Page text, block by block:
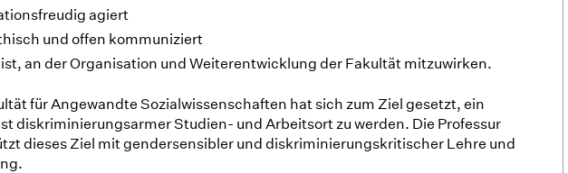
agiert
und offen kommuniziert
an der Organisation und Weiterentwicklung der Fakultät mitzuwirken.
für Angewandte Sozialwissenschaften hat sich zum Ziel gesetzt, ein
diskriminierungsarmer Studien- und Arbeitsort zu werden. Die Professur
dieses Ziel mit gendersensibler und diskriminierungskritischer Lehre und